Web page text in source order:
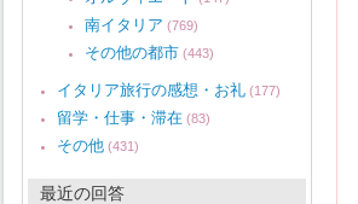
南イタリア (769)
その他の都市 (443)
イタリア旅行の感想・お礼 (177)
留学・仕事・滞在 (83)
その他 (431)
最近の回答